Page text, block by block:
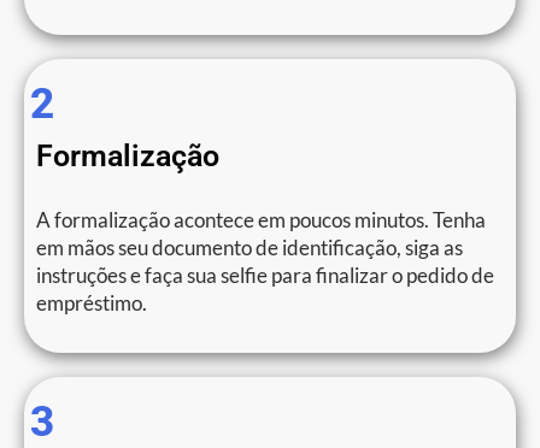
2
Formalização
A formalização acontece em poucos minutos. Tenha
em mãos seu documento de identificação, siga as
instruções e faça sua selfie para finalizar o pedido de
empréstimo.
3